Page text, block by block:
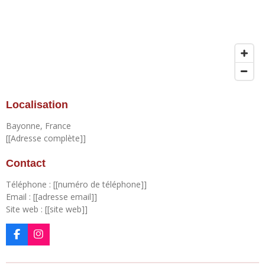
Localisation
Bayonne, France
[[Adresse complète]]
Contact
Téléphone : [[numéro de téléphone]]
Email : [[adresse email]]
Site web : [[site web]]
F
a
I
n